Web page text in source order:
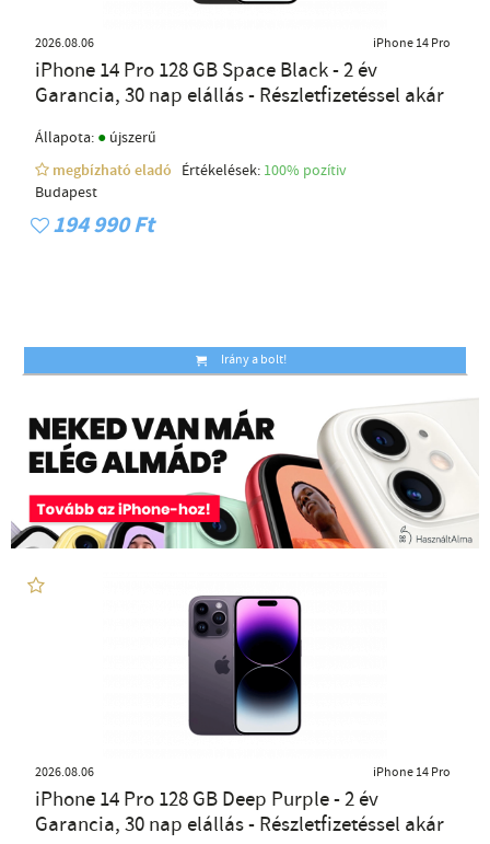
2026.08.06 iPhone 14 Pro
iPhone 14 Pro 128 GB Space Black - 2 év
Garancia, 30 nap elállás - Részletfizetéssel akár
Állapota: ● újszerű
megbízható eladó
Értékelések: 100% pozítiv
Budapest
194 990 Ft
Irány a bolt!
2026.08.06 iPhone 14 Pro
iPhone 14 Pro 128 GB Deep Purple - 2 év
Garancia, 30 nap elállás - Részletfizetéssel akár